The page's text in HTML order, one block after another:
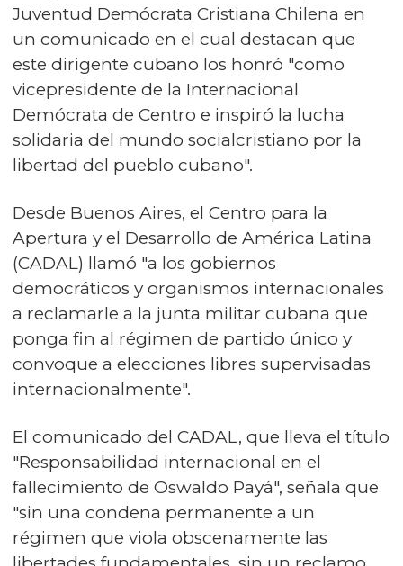
Juventud Demócrata Cristiana Chilena en
un comunicado en el cual destacan que
este dirigente cubano los honró "como
vicepresidente de la Internacional
Demócrata de Centro e inspiró la lucha
solidaria del mundo socialcristiano por la
libertad del pueblo cubano".
Desde Buenos Aires, el Centro para la
Apertura y el Desarrollo de América Latina
(CADAL) llamó "a los gobiernos
democráticos y organismos internacionales
a reclamarle a la junta militar cubana que
ponga fin al régimen de partido único y
convoque a elecciones libres supervisadas
internacionalmente".
El comunicado del CADAL, que lleva el título
"Responsabilidad internacional en el
fallecimiento de Oswaldo Payá", señala que
"sin una condena permanente a un
régimen que viola obscenamente las